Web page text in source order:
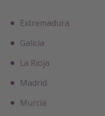
Extremadura
Galicia
La Rioja
Madrid
Murcia